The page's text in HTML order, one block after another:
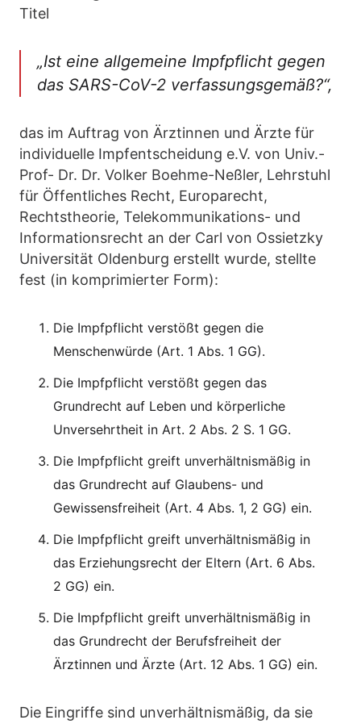
Titel
„Ist eine allgemeine Impfpflicht gegen
das SARS-CoV-2 verfassungsgemäß?“,
das im Auftrag von Ärztinnen und Ärzte für
individuelle Impfentscheidung e.V. von Univ.-
Prof- Dr. Dr. Volker Boehme-Neßler, Lehrstuhl
für Öffentliches Recht, Europarecht,
Rechtstheorie, Telekommunikations- und
Informationsrecht an der Carl von Ossietzky
Universität Oldenburg erstellt wurde, stellte
fest (in komprimierter Form):
Die Impfpflicht verstößt gegen die
Menschenwürde (Art. 1 Abs. 1 GG).
Die Impfpflicht verstößt gegen das
Grundrecht auf Leben und körperliche
Unversehrtheit in Art. 2 Abs. 2 S. 1 GG.
Die Impfpflicht greift unverhältnismäßig in
das Grundrecht auf Glaubens- und
Gewissensfreiheit (Art. 4 Abs. 1, 2 GG) ein.
Die Impfpflicht greift unverhältnismäßig in
das Erziehungsrecht der Eltern (Art. 6 Abs.
2 GG) ein.
Die Impfpflicht greift unverhältnismäßig in
das Grundrecht der Berufsfreiheit der
Ärztinnen und Ärzte (Art. 12 Abs. 1 GG) ein.
Die Eingriffe sind unverhältnismäßig, da sie